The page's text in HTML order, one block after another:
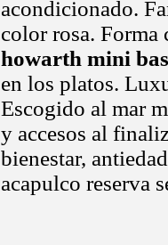
acondicionado.
color rosa. Forma
howarth mini
en los platos.
Escogido al mar
y accesos al
bienestar,
acapulco reserva